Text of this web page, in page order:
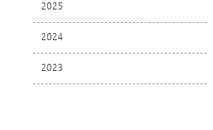
2025
2024
2023